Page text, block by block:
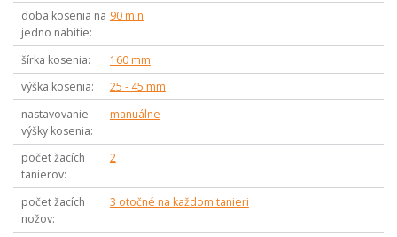
doba kosenia na
jedno nabitie
90 min
šírka kosenia
160 mm
výška kosenia
25 - 45 mm
nastavovanie
výšky kosenia
manuálne
počet žacích
tanierov
2
počet žacích
nožov
3 otočné na každom tanieri